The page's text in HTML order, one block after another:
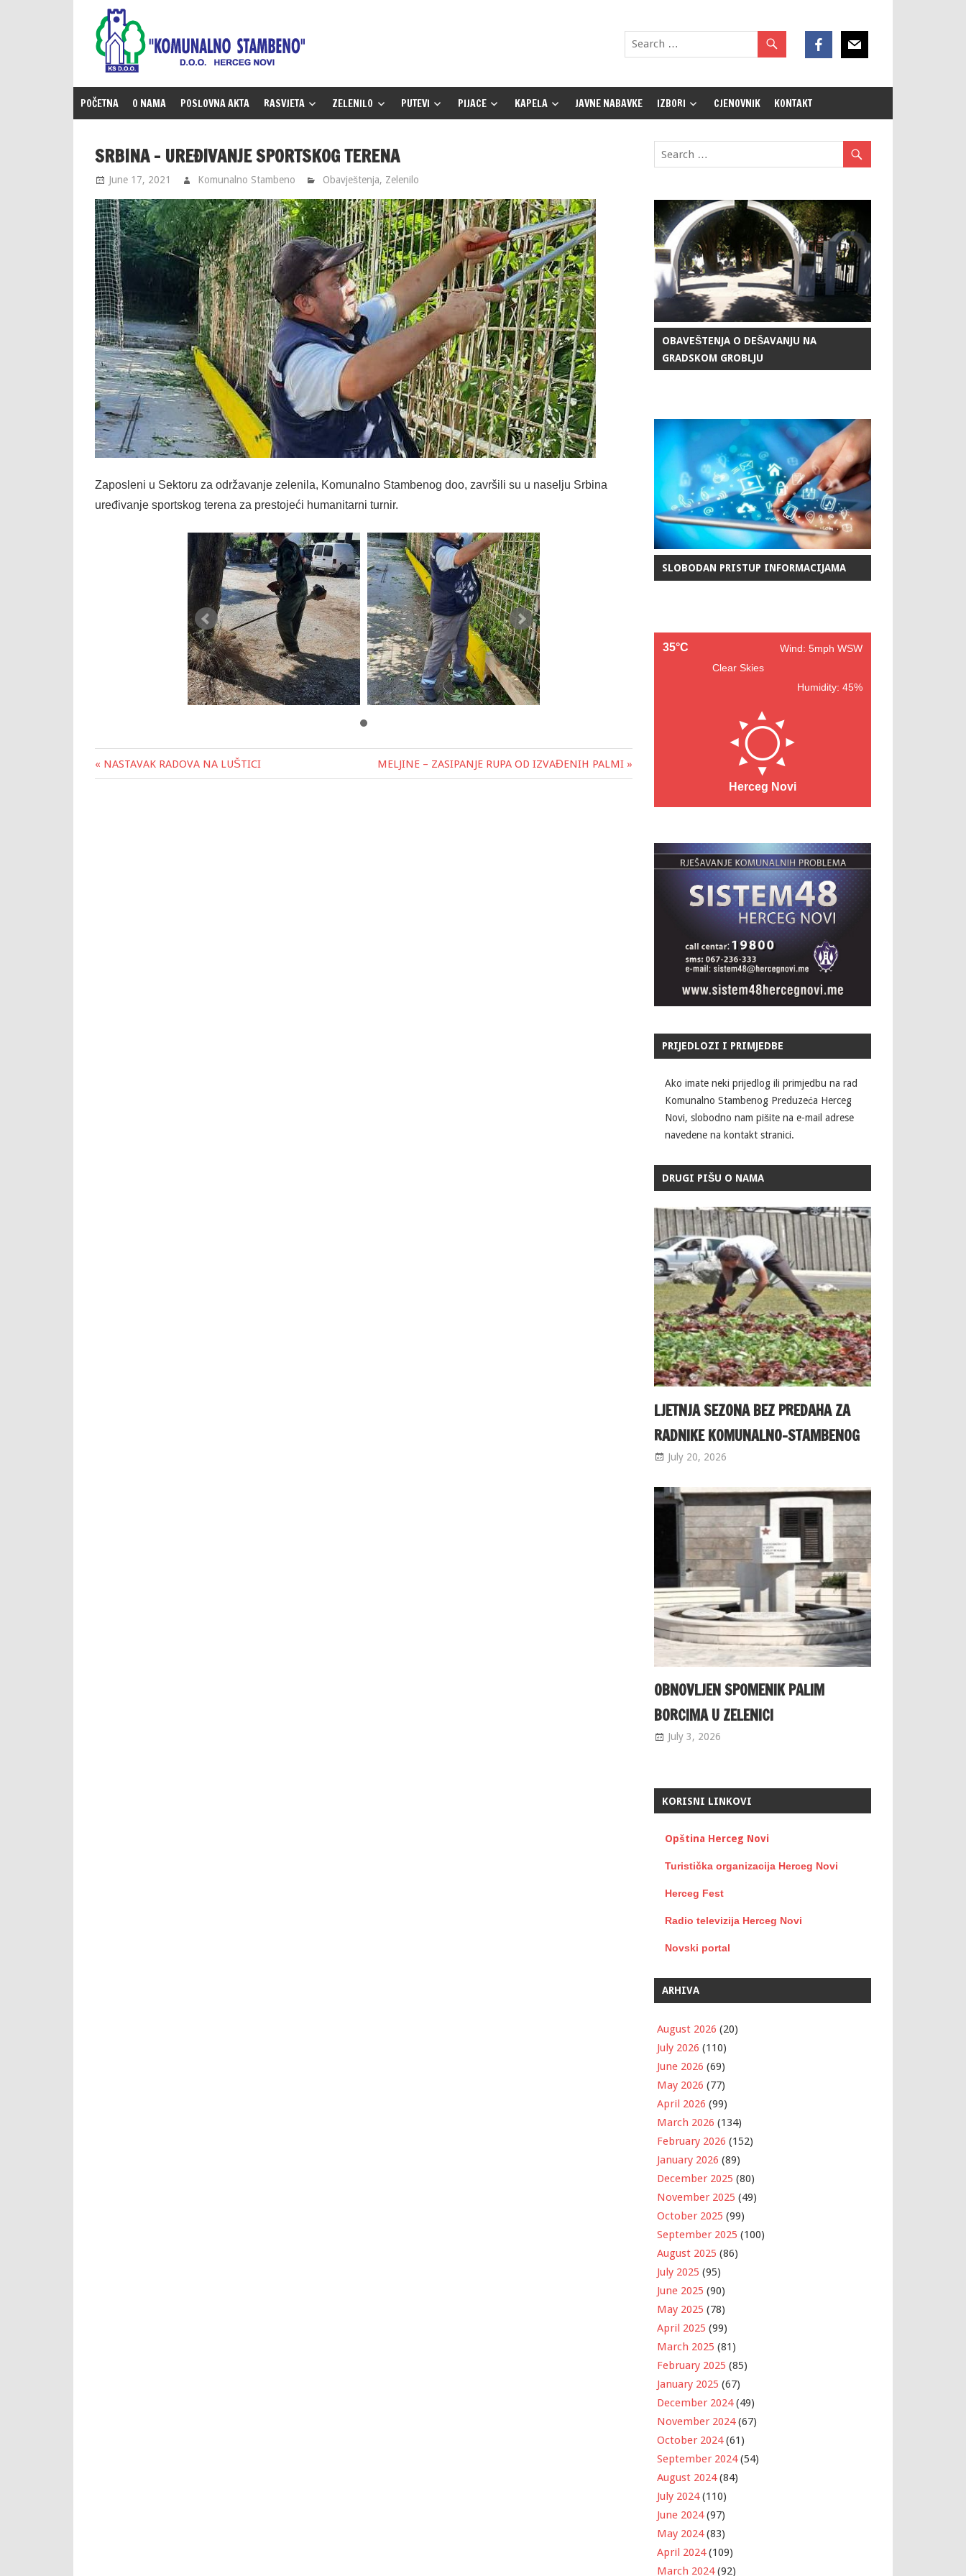
content
POČETNA O NAMA POSLOVNA AKTA RASVJETA ZELENILO PUTEVI PIJACE KAPELA JAVNE NABAVKE IZBORI CJENOVNIK KONTAKT
SRBINA – UREĐIVANJE SPORTSKOG TERENA
June 17, 2021 Komunalno Stambeno Obavještenja, Zelenilo
Zaposleni u Sektoru za održavanje zelenila, Komunalno Stambenog doo, završili su u naselju Srbina
uređivanje sportskog terena za prestojeći humanitarni turnir.
Post
« NASTAVAK RADOVA NA LUŠTICI MELJINE – ZASIPANJE RUPA OD IZVAĐENIH PALMI »
OBAVEŠTENJA O DEŠAVANJU NA
GRADSKOM GROBLJU
SLOBODAN PRISTUP INFORMACIJAMA
35°C
Wind: 5mph WSW
Clear Skies
Humidity: 45%
Herceg Novi
PRIJEDLOZI I PRIMJEDBE
Ako imate neki prijedlog ili primjedbu na rad
Komunalno Stambenog Preduzeća Herceg
Novi, slobodno nam pišite na e-mail adrese
navedene na kontakt stranici.
DRUGI PIŠU O NAMA
LJETNJA SEZONA BEZ PREDAHA ZA
RADNIKE KOMUNALNO-STAMBENOG
July 20, 2026
OBNOVLJEN SPOMENIK PALIM
BORCIMA U ZELENICI
July 3, 2026
KORISNI LINKOVI
Opština Herceg Novi
Turistička organizacija Herceg Novi
Herceg Fest
Radio televizija Herceg Novi
Novski portal
ARHIVA
August 2026 (20)
July 2026 (110)
June 2026 (69)
May 2026 (77)
April 2026 (99)
March 2026 (134)
February 2026 (152)
January 2026 (89)
December 2025 (80)
November 2025 (49)
October 2025 (99)
September 2025 (100)
August 2025 (86)
July 2025 (95)
June 2025 (90)
May 2025 (78)
April 2025 (99)
March 2025 (81)
February 2025 (85)
January 2025 (67)
December 2024(49)
November 2024(67)
October 2024(61)
September 2024(54)
August 2024(84)
July 2024(110)
June 2024(97)
May 2024(83)
April 2024(109)
March 2024(92)